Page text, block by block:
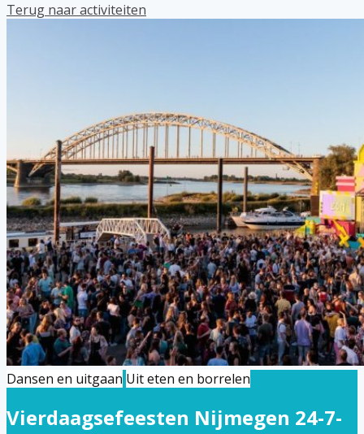
Terug naar activiteiten
Dansen en uitgaan Uit eten en borrelen
Vierdaagsefeesten Nijmegen 24-7-